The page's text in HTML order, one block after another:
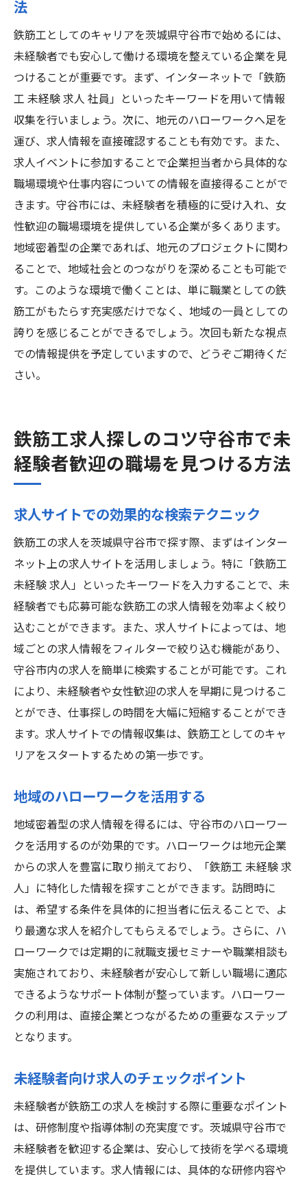
法
鉄筋工としてのキャリアを茨城県守谷市で始めるには、
未経験者でも安心して働ける環境を整えている企業を見
つけることが重要です。まず、インターネットで「鉄筋
工 未経験 求人 社員」といったキーワードを用いて情報
収集を行いましょう。次に、地元のハローワークへ足を
運び、求人情報を直接確認することも有効です。また、
求人イベントに参加することで企業担当者から具体的な
職場環境や仕事内容についての情報を直接得ることがで
きます。守谷市には、未経験者を積極的に受け入れ、女
性歓迎の職場環境を提供している企業が多くあります。
地域密着型の企業であれば、地元のプロジェクトに関わ
ることで、地域社会とのつながりを深めることも可能で
す。このような環境で働くことは、単に職業としての鉄
筋工がもたらす充実感だけでなく、地域の一員としての
誇りを感じることができるでしょう。次回も新たな視点
での情報提供を予定していますので、どうぞご期待くだ
さい。
鉄筋工求人探しのコツ守谷市で未
経験者歓迎の職場を見つける方法
求人サイトでの効果的な検索テクニック
鉄筋工の求人を茨城県守谷市で探す際、まずはインター
ネット上の求人サイトを活用しましょう。特に「鉄筋工
未経験 求人」といったキーワードを入力することで、未
経験者でも応募可能な鉄筋工の求人情報を効率よく絞り
込むことができます。また、求人サイトによっては、地
域ごとの求人情報をフィルターで絞り込む機能があり、
守谷市内の求人を簡単に検索することが可能です。これ
により、未経験者や女性歓迎の求人を早期に見つけるこ
とができ、仕事探しの時間を大幅に短縮することができ
ます。求人サイトでの情報収集は、鉄筋工としてのキャ
リアをスタートするための第一歩です。
地域のハローワークを活用する
地域密着型の求人情報を得るには、守谷市のハローワー
クを活用するのが効果的です。ハローワークは地元企業
からの求人を豊富に取り揃えており、「鉄筋工 未経験 求
人」に特化した情報を探すことができます。訪問時に
は、希望する条件を具体的に担当者に伝えることで、よ
り最適な求人を紹介してもらえるでしょう。さらに、ハ
ローワークでは定期的に就職支援セミナーや職業相談も
実施されており、未経験者が安心して新しい職場に適応
できるようなサポート体制が整っています。ハローワー
クの利用は、直接企業とつながるための重要なステップ
となります。
未経験者向け求人のチェックポイント
未経験者が鉄筋工の求人を検討する際に重要なポイント
は、研修制度や指導体制の充実度です。茨城県守谷市で
未経験者を歓迎する企業は、安心して技術を学べる環境
を提供しています。求人情報には、具体的な研修内容や